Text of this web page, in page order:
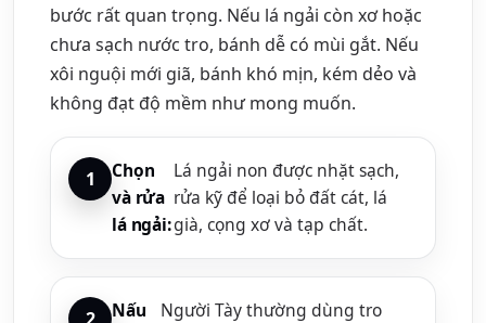
bước rất quan trọng. Nếu lá ngải còn xơ hoặc
chưa sạch nước tro, bánh dễ có mùi gắt. Nếu
xôi nguội mới giã, bánh khó mịn, kém dẻo và
không đạt độ mềm như mong muốn.
Chọn
và rửa
lá ngải:
Lá ngải non được nhặt sạch,
rửa kỹ để loại bỏ đất cát, lá
già, cọng xơ và tạp chất.
Nấu
Người Tày thường dùng tro